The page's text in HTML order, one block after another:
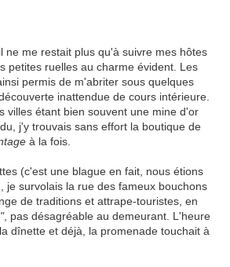
ne me restait plus qu'à suivre mes hôtes
petites ruelles au charme évident. Les
permis de m'abriter sous quelques
inattendue de cours intérieure.
villes étant bien souvent une mine d'or
j'y trouvais sans effort la boutique de
à la fois.
(c'est une blague en fait, nous étions
je survolais la rue des fameux bouchons
de traditions et attrape-touristes, en
, pas désagréable au demeurant. L'heure
dînette et déjà, la promenade touchait à